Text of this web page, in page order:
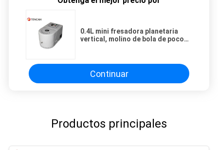
0.4L mini fresadora planetaria
vertical, molino de bola de poco
Continuar
Productos principales